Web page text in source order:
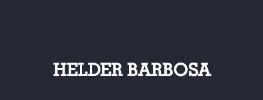
HELDER BARBOSA